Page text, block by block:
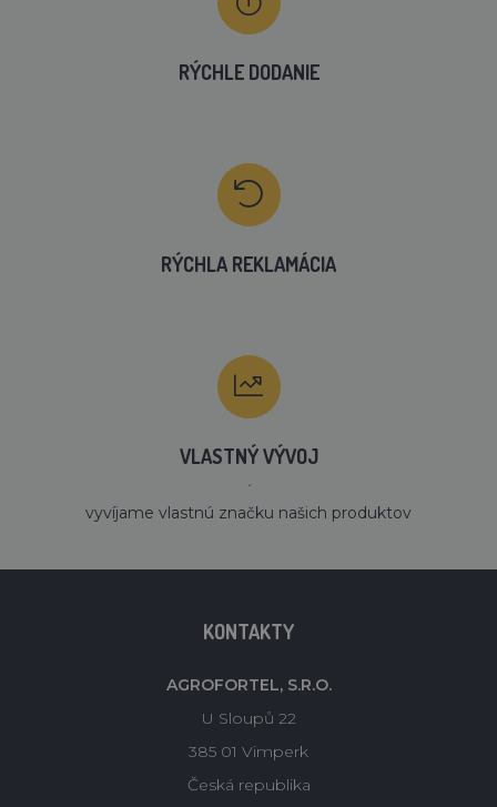
RÝCHLE DODANIE
RÝCHLA REKLAMÁCIA
VLASTNÝ VÝVOJ
´
vyvíjame vlastnú značku našich produktov
KONTAKTY
AGROFORTEL, S.R.O.
U Sloupů 22
385 01 Vimperk
Česká republika